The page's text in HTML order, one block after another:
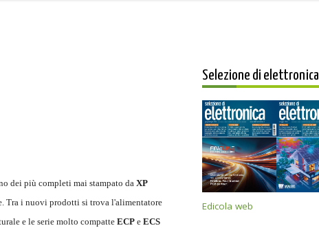
dei più completi mai stampato da XP
Tra i nuovi prodotti si trova l'alimentatore
e le serie molto compatteECP e ECS
Selezione di elettronica
Edicola web